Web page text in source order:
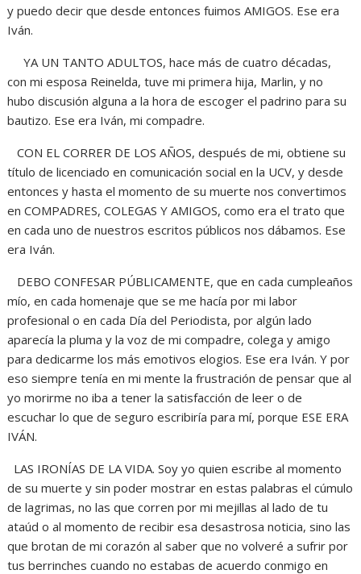
y puedo decir que desde entonces fuimos AMIGOS. Ese era
Iván.
YA UN TANTO ADULTOS, hace más de cuatro décadas,
con mi esposa Reinelda, tuve mi primera hija, Marlin, y no
hubo discusión alguna a la hora de escoger el padrino para su
bautizo. Ese era Iván, mi compadre.
CON EL CORRER DE LOS AÑOS, después de mi, obtiene su
título de licenciado en comunicación social en la UCV, y desde
entonces y hasta el momento de su muerte nos convertimos
en COMPADRES, COLEGAS Y AMIGOS, como era el trato que
en cada uno de nuestros escritos públicos nos dábamos. Ese
era Iván.
DEBO CONFESAR PÚBLICAMENTE, que en cada cumpleaños
mío, en cada homenaje que se me hacía por mi labor
profesional o en cada Día del Periodista, por algún lado
aparecía la pluma y la voz de mi compadre, colega y amigo
para dedicarme los más emotivos elogios. Ese era Iván. Y por
eso siempre tenía en mi mente la frustración de pensar que al
yo morirme no iba a tener la satisfacción de leer o de
escuchar lo que de seguro escribiría para mí, porque ESE ERA
IVÁN.
LAS IRONÍAS DE LA VIDA. Soy yo quien escribe al momento
de su muerte y sin poder mostrar en estas palabras el cúmulo
de lagrimas, no las que corren por mi mejillas al lado de tu
ataúd o al momento de recibir esa desastrosa noticia, sino las
que brotan de mi corazón al saber que no volveré a sufrir por
tus berrinches cuando no estabas de acuerdo conmigo en